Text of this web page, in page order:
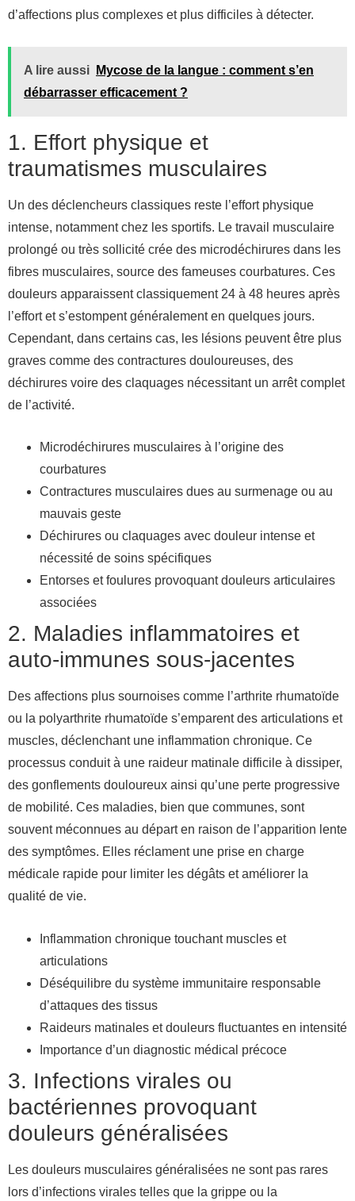
d’affections plus complexes et plus difficiles à détecter.
A lire aussi
Mycose de la langue : comment s’en
débarrasser efficacement ?
1. Effort physique et
traumatismes musculaires
Un des déclencheurs classiques reste l’effort physique
intense, notamment chez les sportifs. Le travail musculaire
prolongé ou très sollicité crée des microdéchirures dans les
fibres musculaires, source des fameuses courbatures. Ces
douleurs apparaissent classiquement 24 à 48 heures après
l’effort et s’estompent généralement en quelques jours.
Cependant, dans certains cas, les lésions peuvent être plus
graves comme des contractures douloureuses, des
déchirures voire des claquages nécessitant un arrêt complet
de l’activité.
Microdéchirures musculaires à l’origine des
courbatures
Contractures musculaires dues au surmenage ou au
mauvais geste
Déchirures ou claquages avec douleur intense et
nécessité de soins spécifiques
Entorses et foulures provoquant douleurs articulaires
associées
2. Maladies inflammatoires et
auto-immunes sous-jacentes
Des affections plus sournoises comme l’arthrite rhumatoïde
ou la polyarthrite rhumatoïde s’emparent des articulations et
muscles, déclenchant une inflammation chronique. Ce
processus conduit à une raideur matinale difficile à dissiper,
des gonflements douloureux ainsi qu’une perte progressive
de mobilité. Ces maladies, bien que communes, sont
souvent méconnues au départ en raison de l’apparition lente
des symptômes. Elles réclament une prise en charge
médicale rapide pour limiter les dégâts et améliorer la
qualité de vie.
Inflammation chronique touchant muscles et
articulations
Déséquilibre du système immunitaire responsable
d’attaques des tissus
Raideurs matinales et douleurs fluctuantes en intensité
Importance d’un diagnostic médical précoce
3. Infections virales ou
bactériennes provoquant
douleurs généralisées
Les douleurs musculaires généralisées ne sont pas rares
lors d’infections virales telles que la grippe ou la